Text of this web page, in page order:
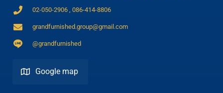
02-050-2906 , 086-414-8806
grandfurnished.group@gmail.com
@grandfurnished
Google map